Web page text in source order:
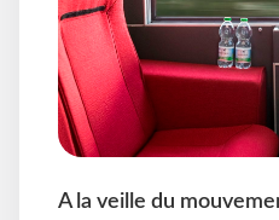
A la veille du